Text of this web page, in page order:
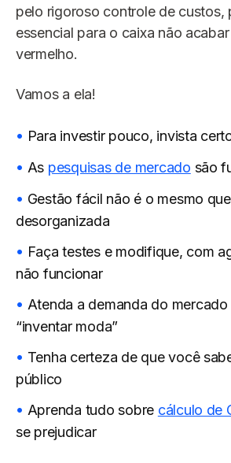
pelo rigoroso controle de custos,
essencial para o caixa não
vermelho.
Vamos a ela!
Para investir pouco, invista
As pesquisas de mercado são
Gestão fácil não é o mesmo
desorganizada
Faça testes e modifique, com
não funcionar
Atenda a demanda do mercado
“inventar moda”
Tenha certeza de que você
público
Aprenda tudo sobre cálculo de
se prejudicar